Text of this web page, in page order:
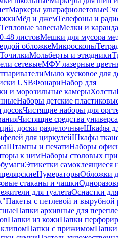
Маркеры ультрафиолетовые
Мёд и джемТелефоны и
Тепловые завесыМелки и
48 листовМешки для мусора
обложкеМикроскопы
ТочилкиМольберты и этюдники
сетевыеМФУ лазерные
Мыло кусковое для
USBФонариНабор для
и морозильные камерыХолсты
Наборы детские
досокЧистящие наборы для
Чистящие средства
доски разделочныеШкафы
для циркулейШкафы
Штампы и печатиНаборы
к нимНаборы столовых
Этикетки самоклеящиеся
НумераторыОбложки
стаканы и чашки
для туалетаОснастки
Пакеты с петлевой и вырубной
Папки архивные для
Папки из кожиПапки
Папки с прижимом